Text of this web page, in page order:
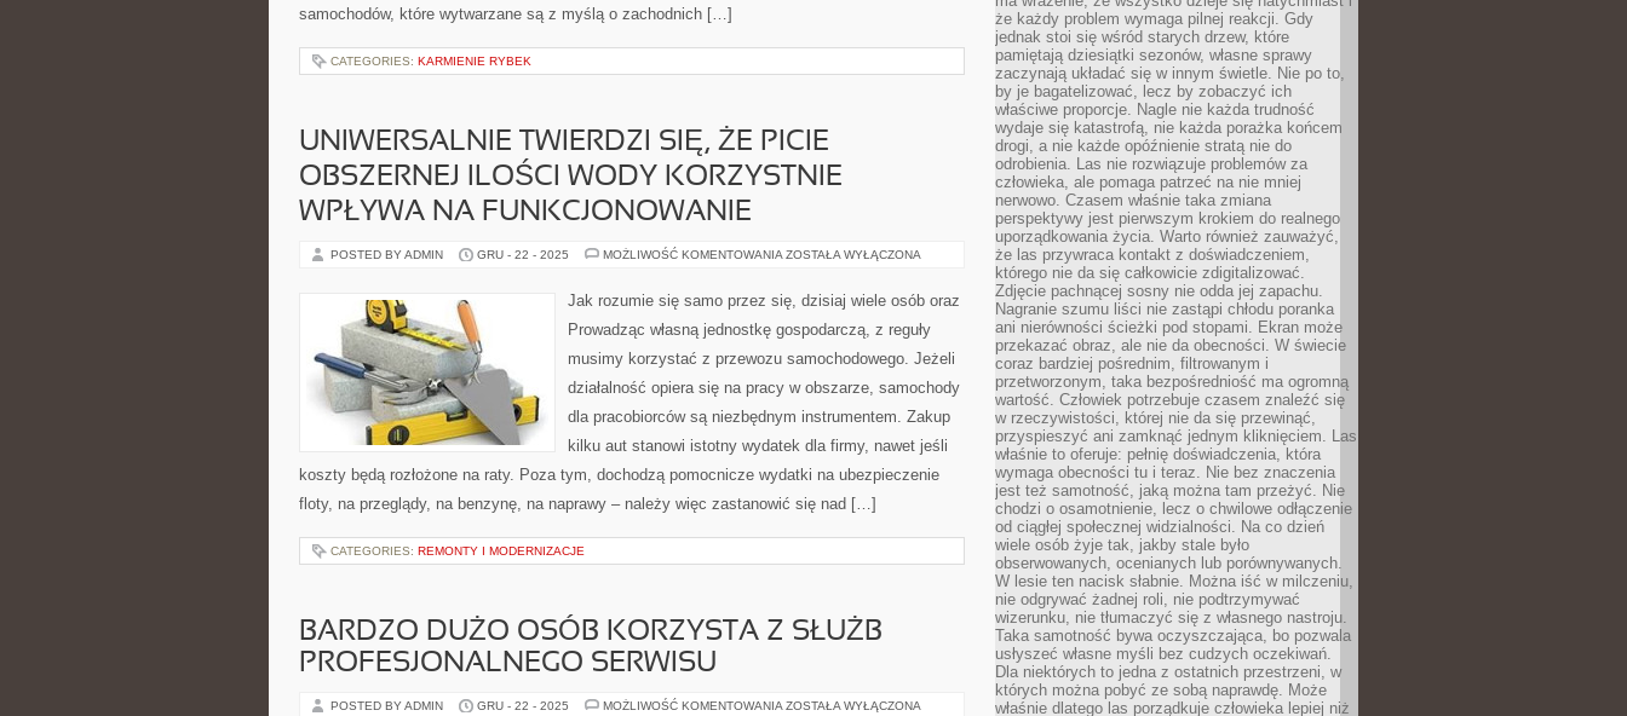
samochodów, które wytwarzane są z myślą o zachodnich […]
CATEGORIES: KARMIENIE RYBEK
UNIWERSALNIE TWIERDZI SIĘ, ŻE PICIE
OBSZERNEJ ILOŚCI WODY KORZYSTNIE
WPŁYWA NA FUNKCJONOWANIE
POSTED BY ADMIN GRU - 22 - 2025 MOŻLIWOŚĆ KOMENTOWANIA UNIWERSALNIE
PICIE
ILOŚCI
KORZYSTNIE
NA
FUNKCJONOWANIE
ZOSTAŁA WYŁĄCZONA
Jak rozumie się samo przez się, dzisiaj wiele osób oraz
Prowadząc własną jednostkę gospodarczą, z reguły
musimy korzystać z przewozu samochodowego. Jeżeli
działalność opiera się na pracy w obszarze, samochody
dla pracobiorców są niezbędnym instrumentem. Zakup
kilku aut stanowi istotny wydatek dla firmy, nawet jeśli
koszty będą rozłożone na raty. Poza tym, dochodzą pomocnicze wydatki na ubezpieczenie
floty, na przeglądy, na benzynę, na naprawy – należy więc zastanowić się nad […]
CATEGORIES: REMONTY I MODERNIZACJE
BARDZO DUŻO OSÓB KORZYSTA Z SŁUŻB
PROFESJONALNEGO SERWISU
POSTED BY ADMIN GRU - 22 - 2025 MOŻLIWOŚĆ KOMENTOWANIA BARDZO
ZOSTAŁA WYŁĄCZONA
że każdy problem wymaga pilnej reakcji. Gdy
jednak stoi się wśród starych drzew, które
pamiętają dziesiątki sezonów, własne sprawy
zaczynają układać się w innym świetle. Nie po to,
by je bagatelizować, lecz by zobaczyć ich
właściwe proporcje. Nagle nie każda trudność
wydaje się katastrofą, nie każda porażka końcem
drogi, a nie każde opóźnienie stratą nie do
odrobienia. Las nie rozwiązuje problemów za
człowieka, ale pomaga patrzeć na nie mniej
nerwowo. Czasem właśnie taka zmiana
perspektywy jest pierwszym krokiem do realnego
uporządkowania życia. Warto również zauważyć,
że las przywraca kontakt z doświadczeniem,
którego nie da się całkowicie zdigitalizować.
Zdjęcie pachnącej sosny nie odda jej zapachu.
Nagranie szumu liści nie zastąpi chłodu poranka
ani nierówności ścieżki pod stopami. Ekran może
przekazać obraz, ale nie da obecności. W świecie
coraz bardziej pośrednim, filtrowanym i
przetworzonym, taka bezpośredniość ma ogromną
wartość. Człowiek potrzebuje czasem znaleźć się
w rzeczywistości, której nie da się przewinąć,
przyspieszyć ani zamknąć jednym kliknięciem. Las
właśnie to oferuje: pełnię doświadczenia, która
wymaga obecności tu i teraz. Nie bez znaczenia
jest też samotność, jaką można tam przeżyć. Nie
chodzi o osamotnienie, lecz o chwilowe odłączenie
od ciągłej społecznej widzialności. Na co dzień
wiele osób żyje tak, jakby stale było
obserwowanych, ocenianych lub porównywanych.
W lesie ten nacisk słabnie. Można iść w milczeniu,
nie odgrywać żadnej roli, nie podtrzymywać
wizerunku, nie tłumaczyć się z własnego nastroju.
Taka samotność bywa oczyszczająca, bo pozwala
usłyszeć własne myśli bez cudzych oczekiwań.
Dla niektórych to jedna z ostatnich przestrzeni, w
których można pobyć ze sobą naprawdę. Może
właśnie dlatego las porządkuje człowieka lepiej niż